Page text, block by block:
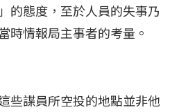
的態度，至於人員的失事乃
時情報局主事者的考量。
些諜員所空投的地點並非他